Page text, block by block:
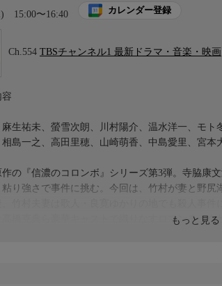
15:00〜16:40 カレンダー登録
Ch.554 TBSチャンネル1 最新ドラマ・音楽・映画
もっと見る
生祐未、螢雪次朗、川村陽介、温水洋一、モト
島一之、高田里穂、山崎萌香、中島愛里、宮本
の『信濃のコロンボ』シリーズ第3弾。寺脇康
り強さで事件に挑む。今回は、竹村が妻と野
高橋克典ら豪華キャストで織りなすロマンチック